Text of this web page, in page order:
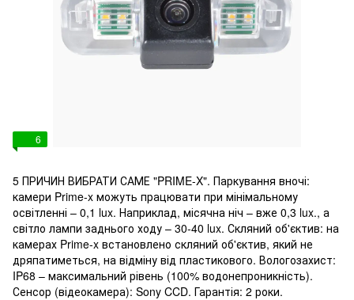
6
5 ПРИЧИН ВИБРАТИ САМЕ "PRIME-X". Паркування вночі:
камери Prime-x можуть працювати при мінімальному
освітленні – 0,1 lux. Наприклад, місячна ніч – вже 0,3 lux., а
світло лампи заднього ходу – 30-40 lux. Скляний об'єктив: на
камерах Prime-x встановлено скляний об'єктив, який не
дряпатиметься, на відміну від пластикового. Вологозахист:
IP68 – максимальний рівень (100% водонепроникність).
Сенсор (відеокамера): Sony CCD. Гарантія: 2 роки.